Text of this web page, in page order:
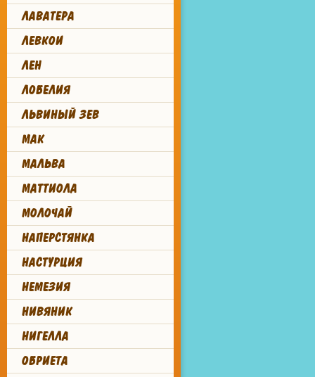
ЛАВАТЕРА
ЛЕВКОИ
ЛЕН
ЛОБЕЛИЯ
ЛЬВИНЫЙ ЗЕВ
МАК
МАЛЬВА
МАТТИОЛА
МОЛОЧАЙ
НАПЕРСТЯНКА
НАСТУРЦИЯ
НЕМЕЗИЯ
НИВЯНИК
НИГЕЛЛА
ОБРИЕТА